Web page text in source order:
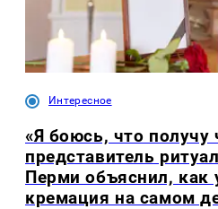
Интересное
«Я боюсь, что получу
представитель
Перми объяснил, как
кремация на самом